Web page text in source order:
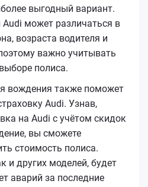
выгодный вариант.
может различаться в
возраста водителя и
важно учитывать
полиса.
вождения также поможет
Audi. Узнав,
на Audi с учётом скидок
вы сможете
стоимость полиса.
и других моделей, будет
аварий за последние